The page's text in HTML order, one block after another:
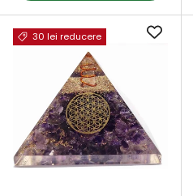
30 lei reducere